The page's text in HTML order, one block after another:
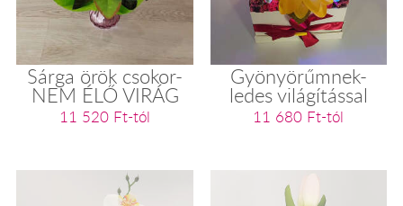
Sárga örök csokor-
NEM ÉLŐ VIRÁG
11 520 Ft-tól
Gyönyörűmnek-
ledes világítással
11 680 Ft-tól